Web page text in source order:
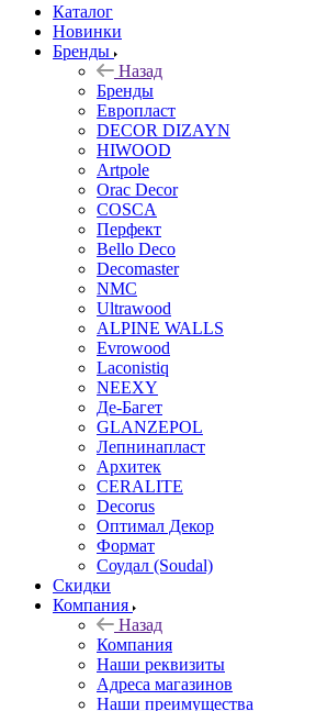
Каталог
Новинки
Бренды
Назад
Бренды
Европласт
DECOR DIZAYN
HIWOOD
Artpole
Orac Decor
COSCA
Перфект
Bello Deco
Decomaster
NMС
Ultrawood
ALPINE WALLS
Evrowood
Laconistiq
NEEXY
Де-Багет
GLANZEPOL
Лепнинапласт
Архитек
CERALITE
Decorus
Оптимал Декор
Формат
Соудал (Soudal)
Скидки
Компания
Назад
Компания
Наши реквизиты
Адреса магазинов
Наши преимущества